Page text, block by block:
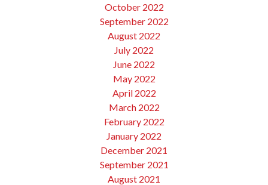
October 2022
September 2022
August 2022
July 2022
June 2022
May 2022
April 2022
March 2022
February 2022
January 2022
December 2021
September 2021
August 2021